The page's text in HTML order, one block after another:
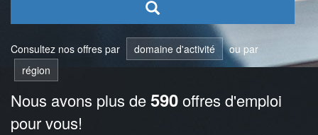
Consultez nos offres par domaine d'activité
ou par
région
Nous avons plus de590offres d'emploi
pour vous!